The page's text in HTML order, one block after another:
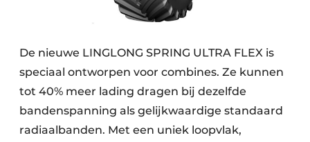
De nieuwe LINGLONG SPRING ULTRA FLEX is
speciaal ontworpen voor combines. Ze kunnen
tot 40% meer lading dragen bij dezelfde
bandenspanning als gelijkwaardige standaard
radiaalbanden. Met een uniek loopvlak,